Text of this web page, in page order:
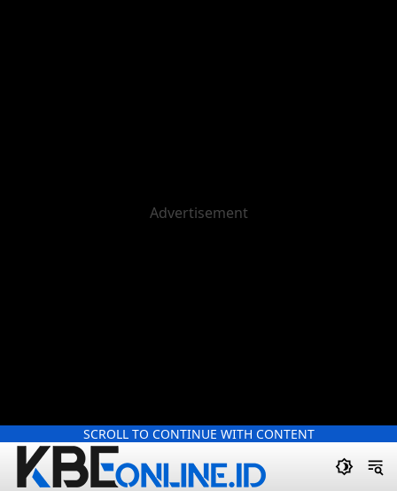
SCROLL TO CONTINUE WITH CONTENT